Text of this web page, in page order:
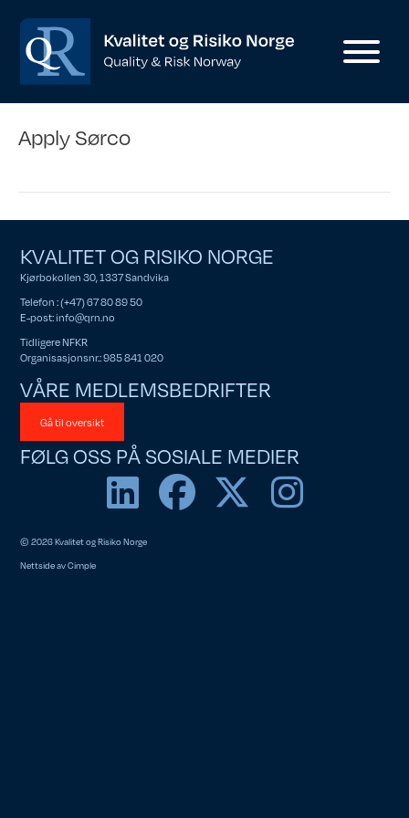
Apply Sørco
KVALITET OG RISIKO NORGE
Kjørbokollen 30, 1337 Sandvika
Telefon : (+47) 67 80 89 50
E-post:info@qrn.no
Tidligere NFKR
Organisasjonsnr.: 985 841 020
VÅRE MEDLEMSBEDRIFTER
Gå til oversikt
FØLG OSS PÅ SOSIALE MEDIER
© 2026 Kvalitet og Risiko Norge
Nettside avCimple